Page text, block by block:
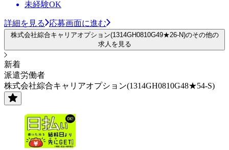
未経験OK
詳細を見る 応募画面に進む
株式会社綜合キャリアオプション(1314GH0810G49★26-N)のその他の
求人を見る
新着
派遣労働者
株式会社綜合キャリアオプション(1314GH0810G48★54-S)